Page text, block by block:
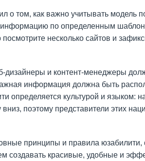
о том, как важно учитывать
информацию по определенным
несколько сайтов и
дизайнеры и контент-менеджеры
информация должна быть
определяется культурой и языком:
поэтому представители этих
принципы и правила юзабилити,
создавать красивые, удобные и